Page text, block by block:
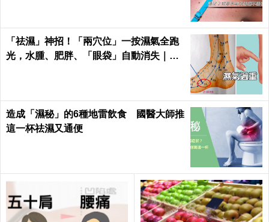
「祛濕」神招！「兩穴位」一按濕氣全跑
光，水腫、肥胖、「眼袋」自動消失｜每
造成「濕秘」的6種地雷飲食 國醫大師推
這一杯祛濕又通便